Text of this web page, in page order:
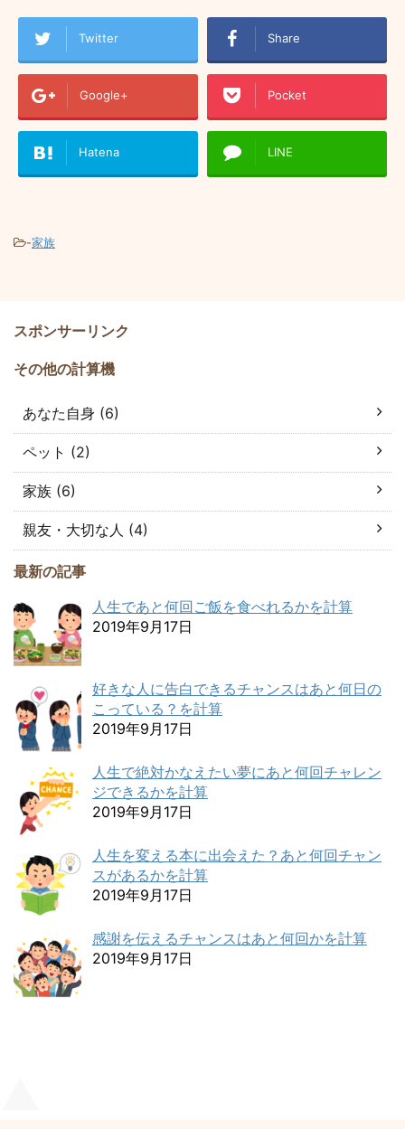
Twitter Share
Google+ Pocket
Hatena LINE
-家族
スポンサーリンク
その他の計算機
あなた自身 (6)
ペット (2)
家族 (6)
親友・大切な人 (4)
最新の記事
人生であと何回ご飯を食べれるかを計算
2019年9月17日
好きな人に告白できるチャンスはあと何日の
こっている？を計算
2019年9月17日
人生で絶対かなえたい夢にあと何回チャレン
ジできるかを計算
2019年9月17日
人生を変える本に出会えた？あと何回チャン
スがあるかを計算
2019年9月17日
感謝を伝えるチャンスはあと何回かを計算
2019年9月17日